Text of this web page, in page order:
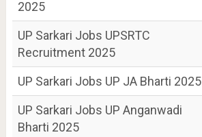
2025
UP Sarkari Jobs UPSRTC
Recruitment 2025
UP Sarkari Jobs UP JA Bharti 2025
UP Sarkari Jobs UP Anganwadi
Bharti 2025